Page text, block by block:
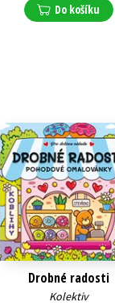
Do košíku
Drobné radosti
Kolektiv